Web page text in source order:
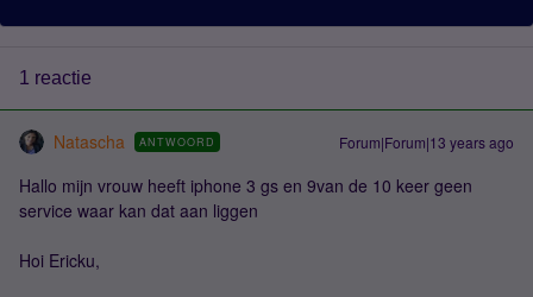
1 reactie
Natascha ANTWOORD Forum|Forum|13 years ago
Hallo mijn vrouw heeft iphone 3 gs en 9van de 10 keer geen
service waar kan dat aan liggen
Hoi Ericku,